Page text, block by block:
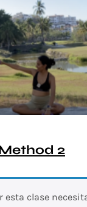
2
esta clase